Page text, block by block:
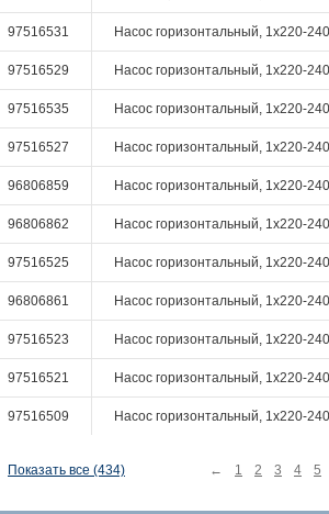
97516531 Насос горизонтальный, 1х220-
97516529 Насос горизонтальный, 1х220-
97516535 Насос горизонтальный, 1х220-
97516527 Насос горизонтальный, 1х220-
96806859 Насос горизонтальный, 1х220-
96806862 Насос горизонтальный, 1х220-
97516525 Насос горизонтальный, 1х220-
96806861 Насос горизонтальный, 1х220-
97516523 Насос горизонтальный, 1х220-
97516521 Насос горизонтальный, 1х220-
97516509 Насос горизонтальный, 1х220-
Показать все (434) ← 1 2 3 4 5